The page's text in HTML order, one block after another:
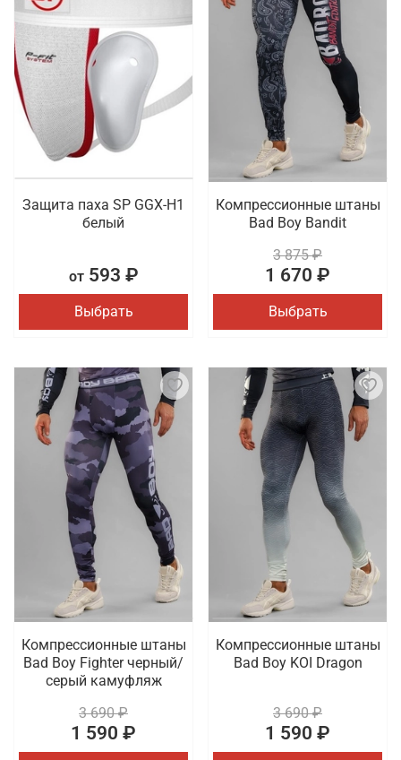
Защита паха SP GGX-H1
белый
от593 ₽
Выбрать
Компрессионные штаны
Bad Boy Bandit
3 875 ₽
1 670 ₽
Выбрать
Компрессионные штаны
Bad Boy Fighter черный/
серый камуфляж
3 690 ₽
1 590 ₽
Компрессионные штаны
Bad Boy KOI Dragon
3 690 ₽
1 590 ₽